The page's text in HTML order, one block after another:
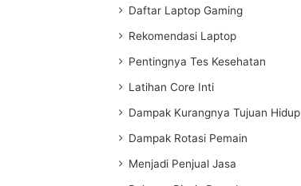
Daftar Laptop Gaming
Rekomendasi Laptop
Pentingnya Tes Kesehatan
Latihan Core Inti
Dampak Kurangnya Tujuan Hidup
Dampak Rotasi Pemain
Menjadi Penjual Jasa